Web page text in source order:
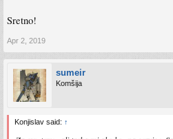
Sretno!
Apr 2, 2019
sumeir
Komšija
Konjislav said: ↑